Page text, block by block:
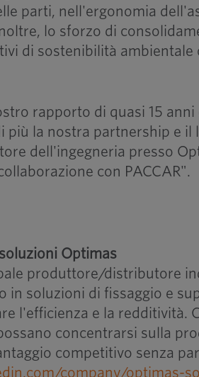
parti, nell'ergonomia
lo sforzo di
di sostenibilità
rapporto di quasi 15 anni
più la nostra partnership e
dell'ingegneria presso
con PACCAR".
Optimas
produttore/distributore
in soluzioni di fissaggio e
l'efficienza e la redditività.
concentrarsi sulla
competitivo senza
company/optimas-